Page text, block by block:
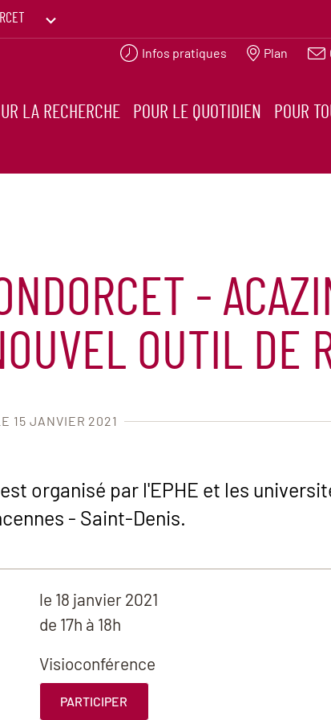
PRINTEMPS DES HUMANITÉS
Infos pratiques Plan
LA RECHERCHE POUR LE QUOTIDIEN POUR
-
OUTIL DE
15 JANVIER 2021
organisé par l'EPHE et les
- Saint-Denis.
le 18 janvier 2021
de 17h à 18h
Visioconférence
PARTICIPER